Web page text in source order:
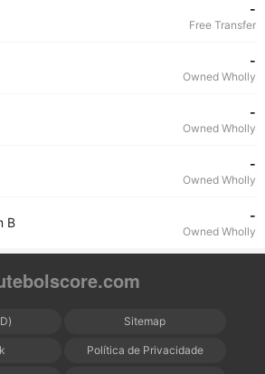
-
Free Transfer
-
Owned Wholly
-
Owned Wholly
-
Owned Wholly
B -
Owned Wholly
Sitemap
Política de Privacidade